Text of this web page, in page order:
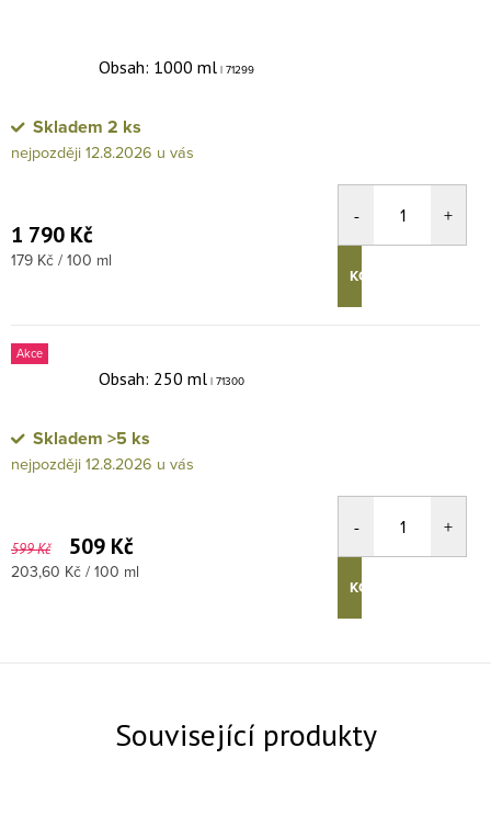
Obsah: 1000 ml | 71299
Skladem 2 ks
12.8.2026
1 790 Kč
Měrná cena:
179 Kč / 100 ml
KOUPIT
Akce
Obsah: 250 ml | 71300
Skladem >5 ks
12.8.2026
599 Kč 509 Kč
Měrná cena:
203,60 Kč / 100 ml
KOUPIT
Související produkty